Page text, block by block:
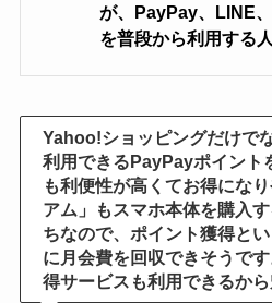
が、PayPay、LINE
を普段から利用する
Yahoo!ショッピングだけで
利用できるPayPayポイント
も利便性が高くてお得にな
アム」もスマホ本体を購入
ちなので、ポイント獲得と
に月会費を回収できそうで
得サービスも利用できるから